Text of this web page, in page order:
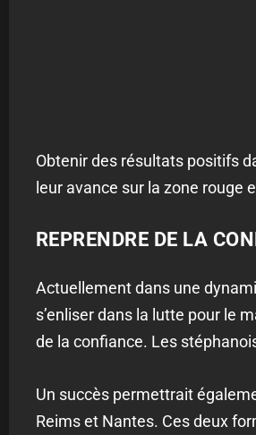
Obtenir des résultats positifs
leur avance sur la zone rouge
REPRENDRE DE LA
Actuellement dans une
s’enliser dans la lutte pour le
de la confiance. Les
Un succès permettrait
Reims et Nantes. Ces deux